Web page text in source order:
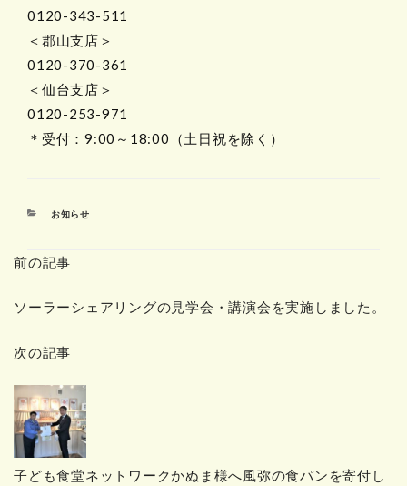
0120-343-511
＜郡山支店＞
0120-370-361
＜仙台支店＞
0120-253-971
＊受付：9:00～18:00（土日祝を除く）
カ
リ
お知らせ
前の記事
ソーラーシェアリングの見学会・講演会を実施しました。
次の記事
子ども食堂ネットワークかぬま様へ風弥の食パンを寄付し